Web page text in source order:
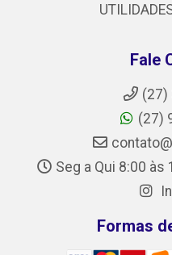
Fale
(27)
(27)
Seg a Qui 8:00 às
Formas